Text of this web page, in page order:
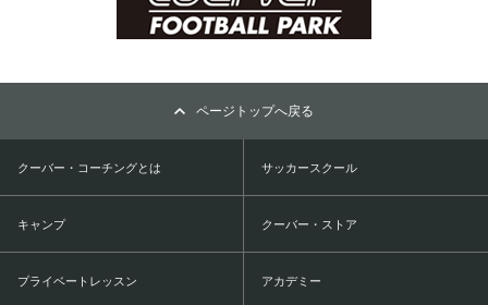
ページトップへ戻る
クーバー・コーチングとは サッカースクール
キャンプ クーバー・ストア
プライベートレッスン アカデミー